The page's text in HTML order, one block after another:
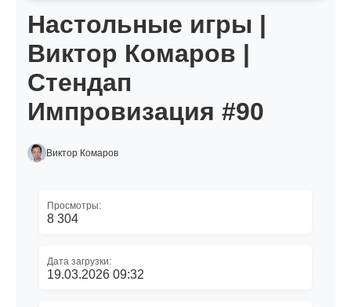
Настольные игры |
Виктор Комаров |
Стендап
Импровизация #90
Виктор Комаров
Просмотры:
8 304
Дата загрузки:
19.03.2026 09:32